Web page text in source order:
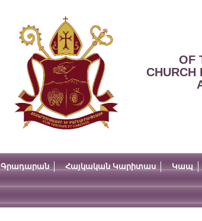
OF
CHURCH
Գրադարան Հայկական Կարիտաս Կապ